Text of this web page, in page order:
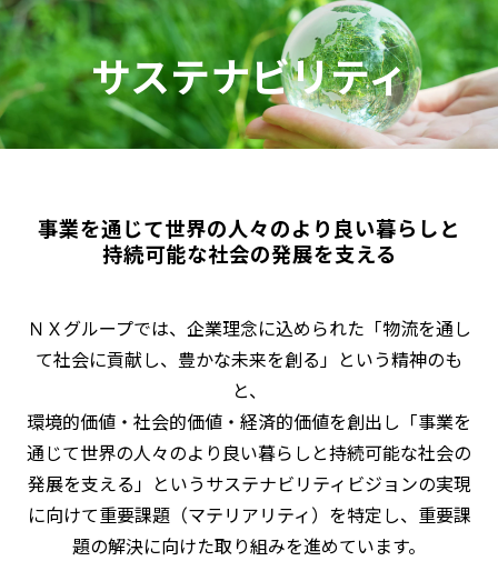
サステナビリティ
事業を通じて世界の人々のより良い暮らしと
持続可能な社会の発展を支える
ＮＸグループでは、企業理念に込められた「物流を通し
て社会に貢献し、豊かな未来を創る」という精神のも
と、
環境的価値・社会的価値・経済的価値を創出し「事業を
通じて世界の人々のより良い暮らしと持続可能な社会の
発展を支える」というサステナビリティビジョンの実現
に向けて重要課題（マテリアリティ）を特定し、重要課
題の解決に向けた取り組みを進めています。